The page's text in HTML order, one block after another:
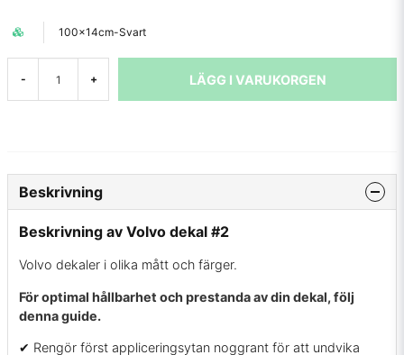
100x14cm-Svart
- + LÄGG I VARUKORGEN
Beskrivning
Beskrivning av Volvo dekal #2
Volvo dekaler i olika mått och färger.
För optimal hållbarhet och prestanda av din dekal, följ
denna guide.
✔ Rengör först appliceringsytan noggrant för att undvika